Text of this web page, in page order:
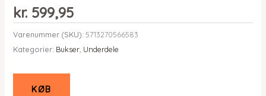
kr.599,95
Varenummer (SKU): 5713270566583
Kategorier: Bukser, Underdele
KØB